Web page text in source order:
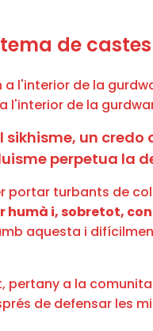
de castes
l'interior de la
un
perpetua la
turbants de
humà i, sobretot,
aquesta i
pertany a la
de defensar les